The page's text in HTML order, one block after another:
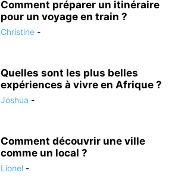
Comment préparer un itinéraire
pour un voyage en train ?
Christine -
Quelles sont les plus belles
expériences à vivre en Afrique ?
Joshua -
Comment découvrir une ville
comme un local ?
Lionel -